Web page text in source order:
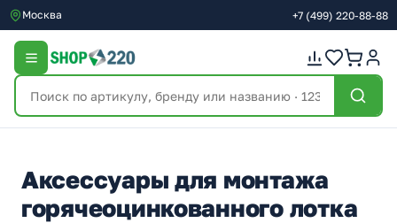
Москва +7 (499) 220-88-88
Аксессуары для монтажа
горячеоцинкованного лотка